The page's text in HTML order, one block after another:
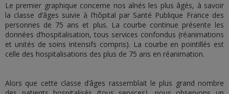
Le premier graphique concerne nos aînés les plus âgés, à savoir
la classe d’âges suivie à l’hôpital par Santé Publique France des
personnes de 75 ans et plus. La courbe continue présente les
données d’hospitalisation, tous services confondus (réanimations
et unités de soins intensifs compris). La courbe en pointillés est
celle des hospitalisations des plus de 75 ans en réanimation.
Alors que cette classe d’âges rassemblait le plus grand nombre